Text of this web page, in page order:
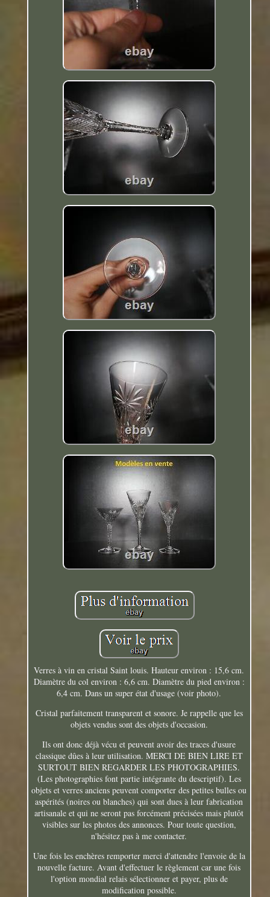
Verres à vin en cristal Saint louis. Hauteur environ : 15,6 cm.
Diamètre du col environ : 6,6 cm. Diamètre du pied environ :
6,4 cm. Dans un super état d'usage (voir photo).
Cristal parfaitement transparent et sonore. Je rappelle que les
objets vendus sont des objets d'occasion.
Ils ont donc déjà vécu et peuvent avoir des traces d'usure
classique dûes à leur utilisation. MERCI DE BIEN LIRE ET
SURTOUT BIEN REGARDER LES PHOTOGRAPHIES.
(Les photographies font partie intégrante du descriptif). Les
objets et verres anciens peuvent comporter des petites bulles ou
aspérités (noires ou blanches) qui sont dues à leur fabrication
artisanale et qui ne seront pas forcément précisées mais plutôt
visibles sur les photos des annonces. Pour toute question,
n'hésitez pas à me contacter.
Une fois les enchères remporter merci d'attendre l'envoie de la
nouvelle facture. Avant d'effectuer le règlement car une fois
l'option mondial relais sélectionner et payer, plus de
modification possible.